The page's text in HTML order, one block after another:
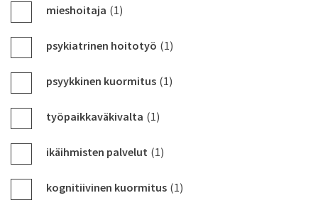
mieshoitaja (1)
psykiatrinen hoitotyö (1)
psyykkinen kuormitus (1)
työpaikkaväkivalta (1)
ikäihmisten palvelut (1)
kognitiivinen kuormitus (1)